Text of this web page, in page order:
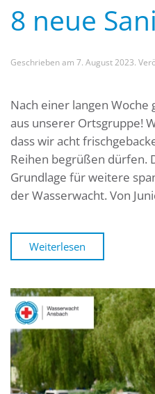
8 neue
Geschrieben am 7. August 2023.
Nach einer langen
aus unserer Ortsgruppe!
dass wir acht
Reihen begrüßen dürfen.
Grundlage für weitere
der Wasserwacht. Von
Weiterlesen